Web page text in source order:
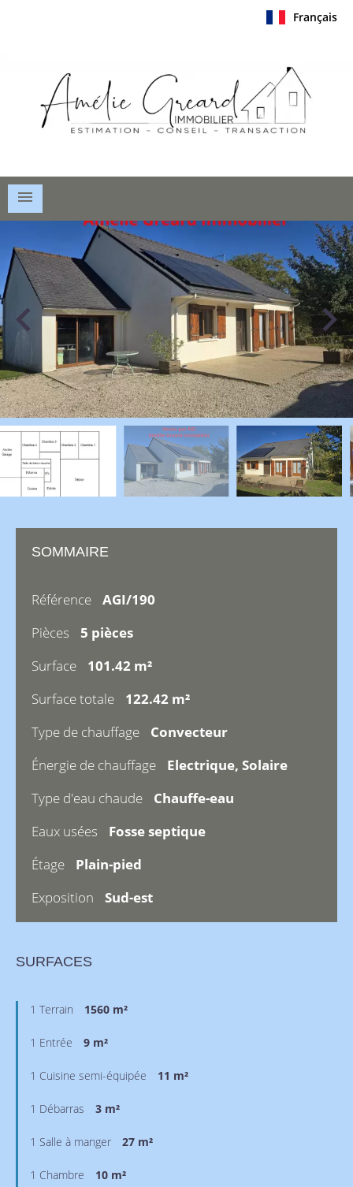
Français
SOMMAIRE
Référence
AGI/190
Pièces
5 pièces
Surface
101.42 m²
Surface totale
122.42 m²
Type de chauffage
Convecteur
Énergie de chauffage
Electrique, Solaire
Type d'eau chaude
Chauffe-eau
Eaux usées
Fosse septique
Étage
Plain-pied
Exposition
Sud-est
SURFACES
1 Terrain 1560 m²
1 Entrée 9 m²
1 Cuisine semi-équipée 11 m²
1 Débarras 3 m²
1 Salle à manger 27 m²
1 Chambre 10 m²